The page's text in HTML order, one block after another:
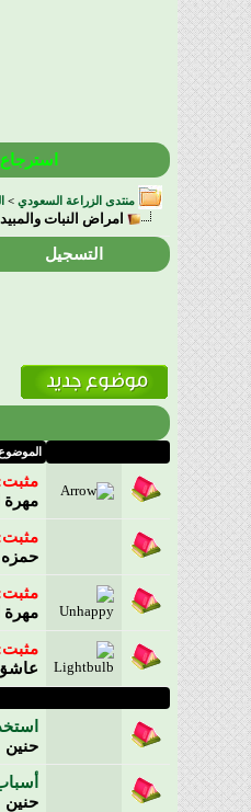
منتدى الزراعة السعودي >
امراض النبات
التسجيل
الموضوع
حمزه
عاشق
حنين
حنين